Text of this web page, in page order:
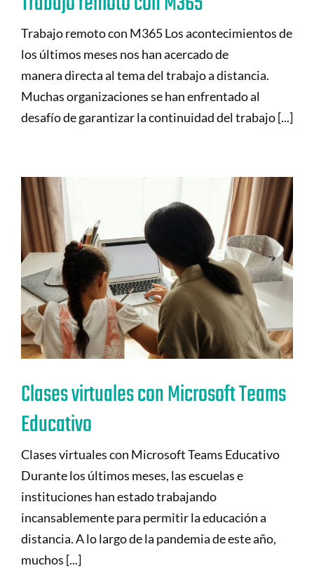
Trabajo remoto con M365 Los acontecimientos de
los últimos meses nos han acercado de
manera directa al tema del trabajo a distancia.
Muchas organizaciones se han enfrentado al
desafío de garantizar la continuidad del trabajo [...]
Clases virtuales con Microsoft Teams
Educativo
Clases virtuales con Microsoft Teams Educativo
Durante los últimos meses, las escuelas e
instituciones han estado trabajando
incansablemente para permitir la educación a
distancia. A lo largo de la pandemia de este año,
muchos [...]